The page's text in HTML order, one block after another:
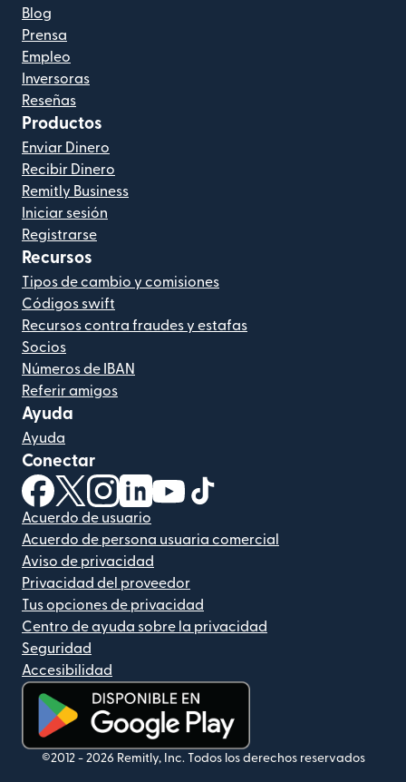
Blog
Prensa
Empleo
Inversoras
Reseñas
Productos
Enviar Dinero
Recibir Dinero
Remitly Business
Iniciar sesión
Registrarse
Recursos
Tipos de cambio y comisiones
Códigos swift
Recursos contra fraudes y estafas
Socios
Números de IBAN
Referir amigos
Ayuda
Ayuda
Conectar
(se abre en una ventana nueva)
(se abre en una ventana nueva)
(se abre en una ventana nueva)
(se abre en una ventana nueva)
(se abre en una ventana nueva)
Acuerdo de usuario
Acuerdo de persona usuaria comercial
Aviso de privacidad
Privacidad del proveedor
Tus opciones de privacidad
Centro de ayuda sobre la privacidad
Seguridad
Accesibilidad
(se abre en una ventana nueva)
©2012 - 2026 Remitly, Inc. Todos los derechos reservados